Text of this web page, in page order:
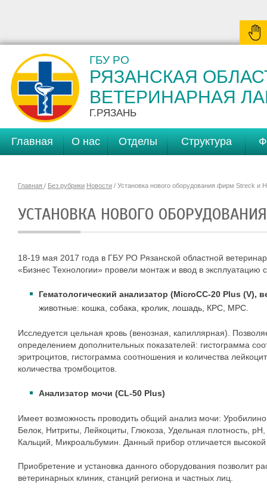
ГБУ РО
РЯЗАНСКАЯ
ВЕТЕРИНАРНАЯ
Г.РЯЗАНЬ
Главная О нас Отделы Структура
Главная / Без рубрики Новости / Установка нового оборудования фирм Streck и
УСТАНОВКА НОВОГО ОБОРУДОВАНИЯ
18-19 мая 2017 года в ГБУ РО Рязанской областной
«Бизнес Технологии» провели монтаж и ввод в эксплуатацию
Гематологический анализатор (MicroCC-20 Plus (V),
животные: кошка, собака, кролик, лошадь, КРС, МРС.
Исследуется цельная кровь (венозная, капиллярная).
определением дополнительных показателей: гистограмма
эритроцитов, гистограмма соотношения и количества
количества тромбоцитов.
Анализатор мочи (CL-50 Plus)
Имеет возможность проводить общий анализ мочи:
Белок, Нитриты, Лейкоциты, Глюкоза, Удельная плотность,
Кальций, Микроальбумин. Данный прибор отличается
Приобретение и установка данного оборудования позволит
ветеринарных клиник, станций региона и частных лиц.